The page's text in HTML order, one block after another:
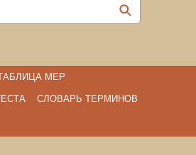
МЕР
СЛОВАРЬ ТЕРМИНОВ